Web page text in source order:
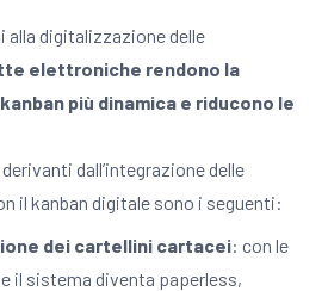
alla digitalizzazione delle
elettroniche rendono la
più dinamica e riducono le
dall’integrazione delle
il kanban digitale sono i seguenti:
dei cartellini cartacei: con le
il sistema diventa paperless,